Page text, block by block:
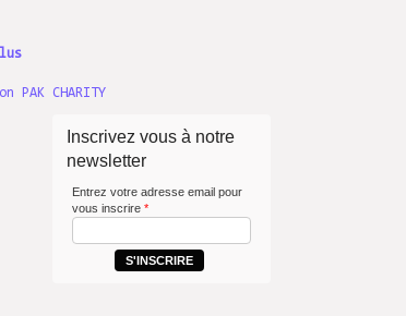
CHARITY
Inscrivez vous à notre
newsletter
Entrez votre adresse email pour
vous inscrire *
S'INSCRIRE